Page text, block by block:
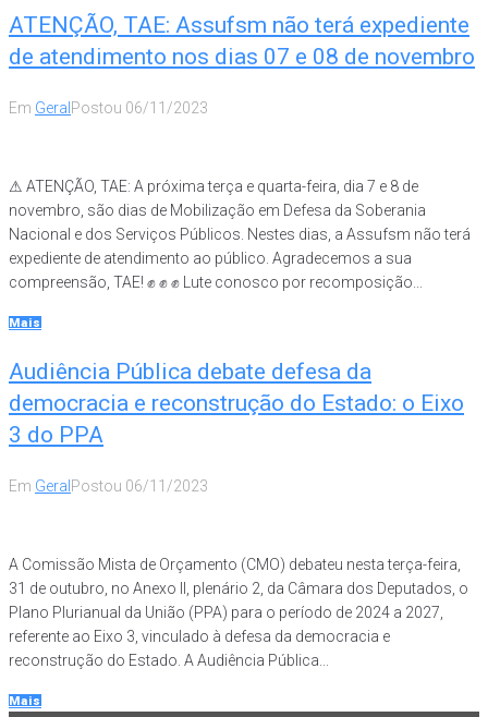
ATENÇÃO, TAE: Assufsm não terá expediente
de atendimento nos dias 07 e 08 de novembro
Em GeralPostou 06/11/2023
⚠ ATENÇÃO, TAE: A próxima terça e quarta-feira, dia 7 e 8 de
novembro, são dias de Mobilização em Defesa da Soberania
Nacional e dos Serviços Públicos. Nestes dias, a Assufsm não terá
expediente de atendimento ao público. Agradecemos a sua
compreensão, TAE! ✊ ✊ ✊ Lute conosco por recomposição...
Mais
Audiência Pública debate defesa da
democracia e reconstrução do Estado: o Eixo
3 do PPA
Em GeralPostou 06/11/2023
A Comissão Mista de Orçamento (CMO) debateu nesta terça-feira,
31 de outubro, no Anexo II, plenário 2, da Câmara dos Deputados, o
Plano Plurianual da União (PPA) para o período de 2024 a 2027,
referente ao Eixo 3, vinculado à defesa da democracia e
reconstrução do Estado. A Audiência Pública...
Mais